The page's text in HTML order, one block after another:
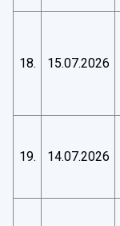
18. 15.07.2026
19. 14.07.2026